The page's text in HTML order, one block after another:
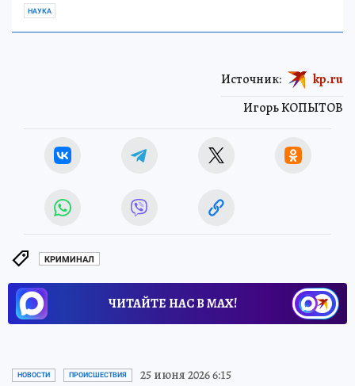
НАУКА
Игорь КОПЫТОВ
Источник: kp.ru
КРИМИНАЛ
ЧИТАЙТЕ НАС В МАХ!
НОВОСТИ ПРОИСШЕСТВИЯ 25 июня 2026 6:15